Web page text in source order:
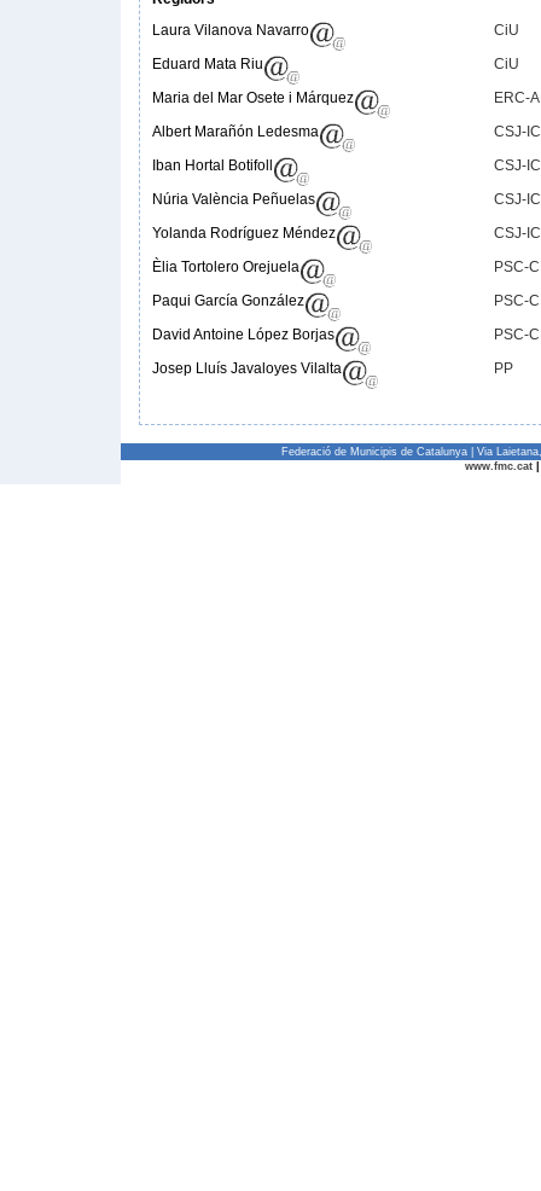
Laura Vilanova Navarro
CiU
Eduard Mata Riu
CiU
Maria del Mar Osete i Márquez
ERC-
Albert Marañón Ledesma
CSJ-
Iban Hortal Botifoll
CSJ-
Núria València Peñuelas
CSJ-
Yolanda Rodríguez Méndez
CSJ-
Èlia Tortolero Orejuela
PSC-
Paqui García González
PSC-
David Antoine López Borjas
PSC-
Josep Lluís Javaloyes Vilalta
PP
Federació de Municipis de Catalunya | Via
www.fmc.cat